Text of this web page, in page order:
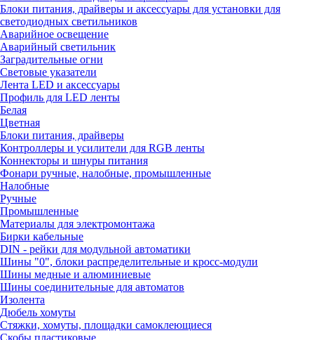
Блоки питания, драйверы и аксессуары для установки для
светодиодных светильников
Аварийное освещение
Аварийный светильник
Заградительные огни
Световые указатели
Лента LED и аксессуары
Профиль для LED ленты
Белая
Цветная
Блоки питания, драйверы
Контроллеры и усилители для RGB ленты
Коннекторы и шнуры питания
Фонари ручные, налобные, промышленные
Налобные
Ручные
Промышленные
Материалы для электромонтажа
Бирки кабельные
DIN - рейки для модульной автоматики
Шины "0", блоки распределительные и кросс-модули
Шины медные и алюминиевые
Шины соединительные для автоматов
Изолента
Дюбель хомуты
Стяжки, хомуты, площадки самоклеющиеся
Скобы пластиковые